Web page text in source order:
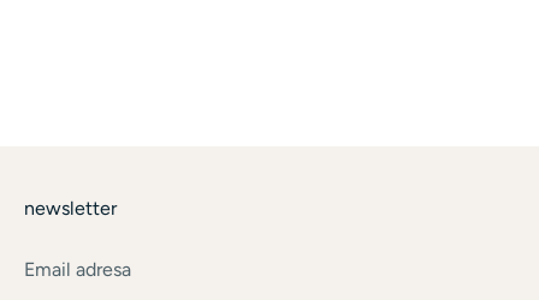
newsletter
Email adresa